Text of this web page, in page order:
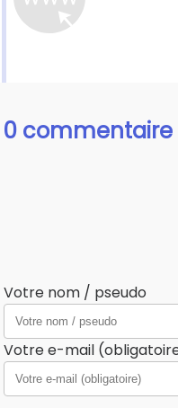
0 commentaire
Votre nom / pseudo
Votre e-mail